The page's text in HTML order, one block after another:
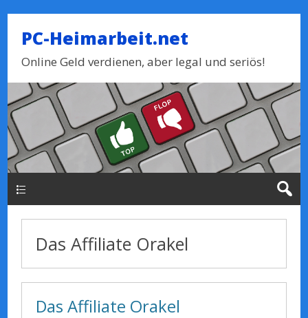
PC-Heimarbeit.net
Online Geld verdienen, aber legal und seriös!
Das Affiliate Orakel
Das Affiliate Orakel